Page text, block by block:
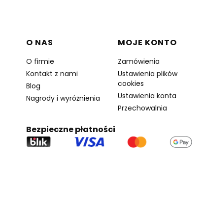
Linki w stopce
O NAS
O firmie
Kontakt z nami
Blog
Nagrody i wyróżnienia
MOJE KONTO
Zamówienia
Ustawienia plików
cookies
Ustawienia konta
Przechowalnia
Bezpieczne płatności